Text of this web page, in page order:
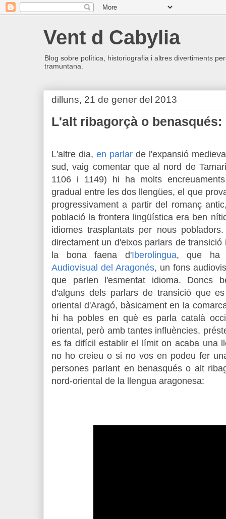
Vent d Cabylia
Blog sobre política, historiografia i altres divertiments
tramuntana.
dilluns, 21 de gener del 2013
L'alt ribagorçà o
L'altre dia, en parlarde l'expansió
sud, vaig comentar que al nord de
1106 i 1149) hi ha molts
gradual entre les dos llengües, el que
progressivament a partir del romanç
població la frontera lingüística era ben
idiomes trasplantats per nous
directament un d'eixos parlars de
la bona faena d'Iberolingua, que ha
Audiovisual del Aragonés, un fons
que parlen l'esmentat idioma. Doncs
d'alguns dels parlars de transició que
oriental d'Aragó, bàsicament en la
hi ha pobles en què es parla català
oriental, però amb tantes influències,
es fa difícil establir el límit on acaba una
no ho creieu o si no vos en podeu fer
persones parlant en benasqués o alt
nord-oriental de la llengua aragonesa: